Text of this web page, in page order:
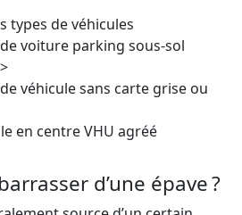
types de véhicules
voiture parking sous-sol
véhicule sans carte grise ou
en centre VHU agréé
d’une épave ?